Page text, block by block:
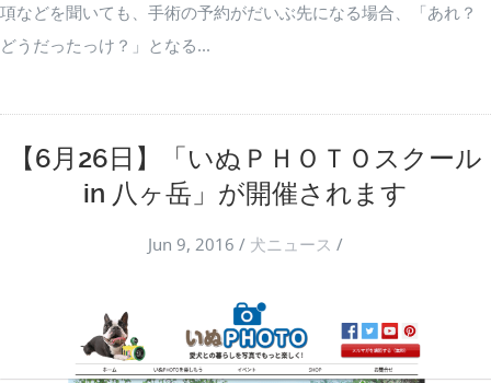
項などを聞いても、手術の予約がだいぶ先になる場合、「あれ？
どうだったっけ？」となる...
【6月26日】「いぬＰＨＯＴＯスクール
in 八ヶ岳」が開催されます
Jun 9, 2016 / 犬ニュース /